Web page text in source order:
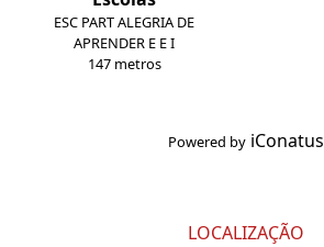
ESC PART ALEGRIA DE
APRENDER E E I
147 metros
Powered by iConatus
LOCALIZAÇÃO